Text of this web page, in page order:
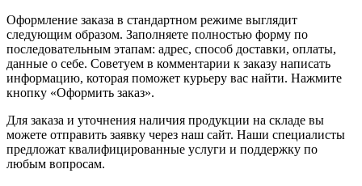
Оформление заказа в стандартном режиме выглядит
следующим образом. Заполняете полностью форму по
последовательным этапам: адрес, способ доставки, оплаты,
данные о себе. Советуем в комментарии к заказу написать
информацию, которая поможет курьеру вас найти. Нажмите
кнопку «Оформить заказ».
Для заказа и уточнения наличия продукции на складе вы
можете отправить заявку через наш сайт. Наши специалисты
предложат квалифицированные услуги и поддержку по
любым вопросам.